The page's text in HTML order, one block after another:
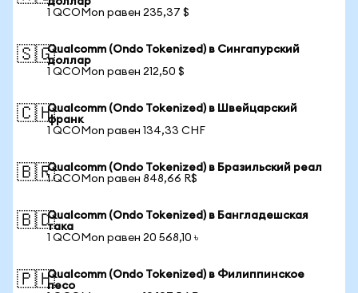
1 QCOMon равен 235,37 $
🇸🇬Qualcomm (Ondo Tokenized) в Сингапурский
доллар
1 QCOMon равен 212,50 $
🇨🇭Qualcomm (Ondo Tokenized) в Швейцарский
франк
1 QCOMon равен 134,33 CHF
🇧🇷Qualcomm (Ondo Tokenized) в Бразильский реал
1 QCOMon равен 848,66 R$
🇧🇩Qualcomm (Ondo Tokenized) в Бангладешская
така
1 QCOMon равен 20 568,10 ৳
🇵🇭Qualcomm (Ondo Tokenized) в Филиппинское
песо